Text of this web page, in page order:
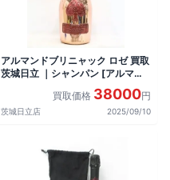
アルマンドブリニャック ロゼ 買取
茨城日立 ｜シャンパン [アルマン
ドブリニャック ロゼ]をお酒
買取価格 38000円
茨城日立店 2025/09/10